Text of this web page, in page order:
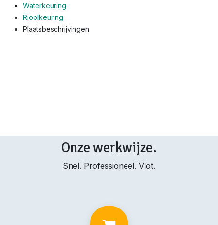
Waterkeuring
Rioolkeuring
Plaatsbeschrijvingen
Onze werkwijze.
Snel. Professioneel. Vlot.